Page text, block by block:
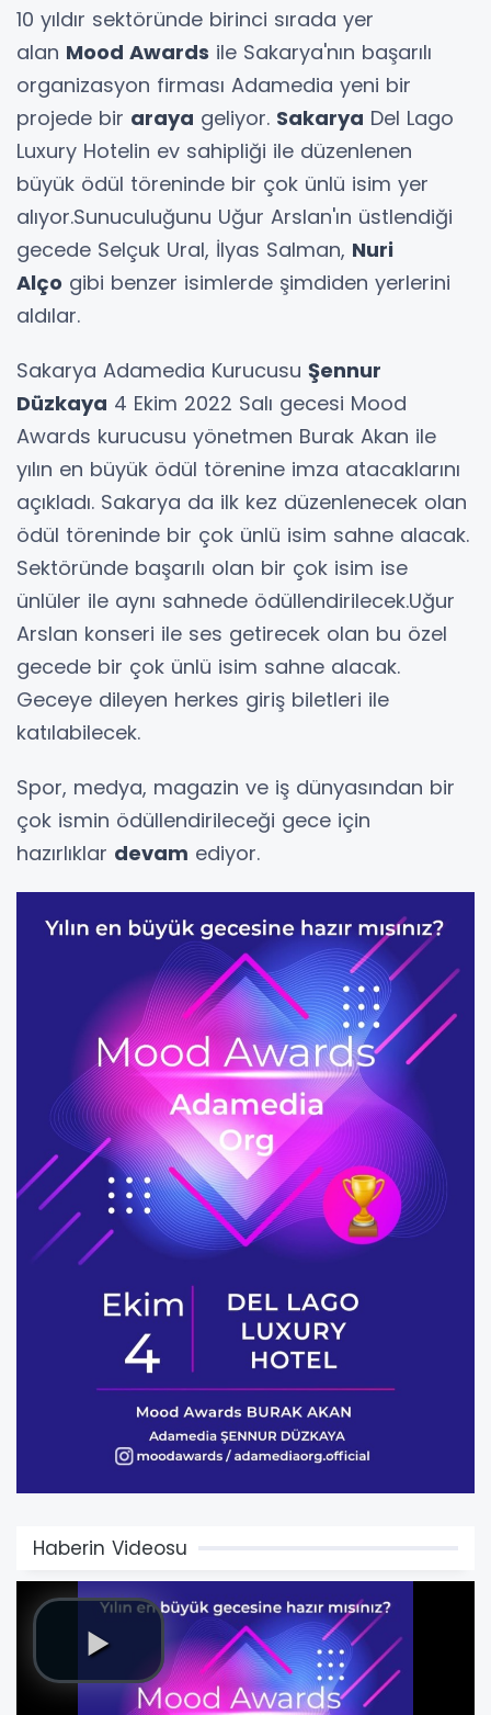
10 yıldır sektöründe birinci sırada yer
alan Mood Awards ile Sakarya'nın başarılı
organizasyon firması Adamedia yeni bir
projede bir araya geliyor. Sakarya Del Lago
Luxury Hotelin ev sahipliği ile düzenlenen
büyük ödül töreninde bir çok ünlü isim yer
alıyor.Sunuculuğunu Uğur Arslan'ın üstlendiği
gecede Selçuk Ural, İlyas Salman, Nuri
Alço gibi benzer isimlerde şimdiden yerlerini
aldılar.
Sakarya Adamedia Kurucusu Şennur
Düzkaya 4 Ekim 2022 Salı gecesi Mood
Awards kurucusu yönetmen Burak Akan ile
yılın en büyük ödül törenine imza atacaklarını
açıkladı. Sakarya da ilk kez düzenlenecek olan
ödül töreninde bir çok ünlü isim sahne alacak.
Sektöründe başarılı olan bir çok isim ise
ünlüler ile aynı sahnede ödüllendirilecek.Uğur
Arslan konseri ile ses getirecek olan bu özel
gecede bir çok ünlü isim sahne alacak.
Geceye dileyen herkes giriş biletleri ile
katılabilecek.
Spor, medya, magazin ve iş dünyasından bir
çok ismin ödüllendirileceği gece için
hazırlıklar devam ediyor.
Haberin Videosu